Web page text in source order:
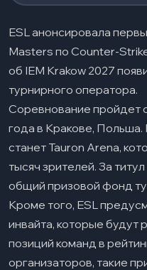
ESL анонсировала
Masters по Counter-
об IEM Krakow 2027
турнирного оператора.
Соревнование пройдет
года в Кракове,
станет Tauron Arena,
тысяч зрителей. За
общий призовой фонд
Кроме того, ESL
инвайта, которые будут
позиций команд в
организаторов, такие